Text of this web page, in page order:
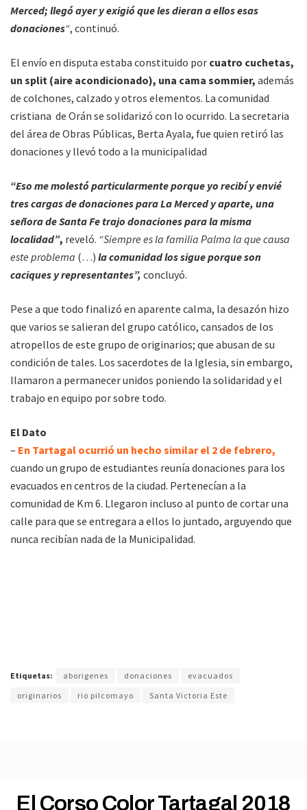
Merced; llegó ayer y exigió que les dieran a ellos esas
donaciones“, continuó.
El envío en disputa estaba constituido por cuatro cuchetas,
un split (aire acondicionado), una cama sommier, además
de colchones, calzado y otros elementos. La comunidad
cristiana de Orán se solidarizó con lo ocurrido. La secretaria
del área de Obras Públicas, Berta Ayala, fue quien retiró las
donaciones y llevó todo a la municipalidad
“Eso me molestó particularmente porque yo recibí y envié
tres cargas de donaciones para La Merced y aparte, una
señora de Santa Fe trajo donaciones para la misma
localidad”, reveló. “Siempre es la familia Palma la que causa
este problema (…) la comunidad los sigue porque son
caciques y representantes”, concluyó.
Pese a que todo finalizó en aparente calma, la desazón hizo
que varios se salieran del grupo católico, cansados de los
atropellos de este grupo de originarios; que abusan de su
condición de tales. Los sacerdotes de la Iglesia, sin embargo,
llamaron a permanecer unidos poniendo la solidaridad y el
trabajo en equipo por sobre todo.
El Dato
– En Tartagal ocurrió un hecho similar el 2 de febrero,
cuando un grupo de estudiantes reunía donaciones para los
evacuados en centros de la ciudad. Pertenecían a la
comunidad de Km 6. Llegaron incluso al punto de cortar una
calle para que se entregara a ellos lo juntado, arguyendo que
nunca recibían nada de la Municipalidad.
Etiquetas: aborigenes donaciones
evacuados
originarios
rio pilcomayo Santa Victoria Este
El Corso Color Tartagal 2018